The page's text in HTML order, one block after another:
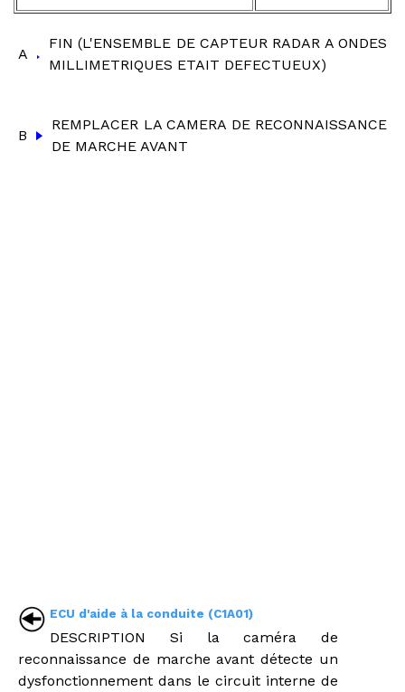
A
FIN (L'ENSEMBLE DE CAPTEUR RADAR A ONDES
MILLIMETRIQUES ETAIT DEFECTUEUX)
B
REMPLACER LA CAMERA DE RECONNAISSANCE
DE MARCHE AVANT
ECU d'aide à la conduite (C1A01)
DESCRIPTION Si la caméra de
reconnaissance de marche avant détecte un
dysfonctionnement dans le circuit interne de